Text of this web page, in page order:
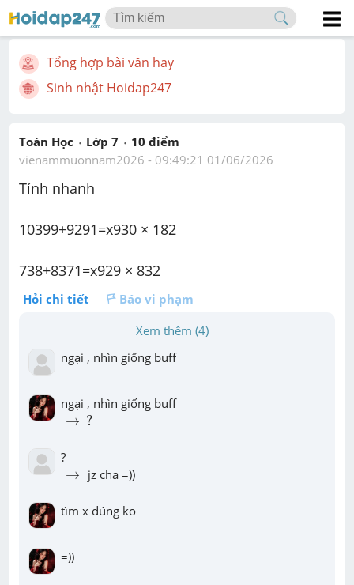
Tổng hợp bài văn hay
Sinh nhật Hoidap247
Toán Học Lớp 7 10 điểm
vienammuonnam2026 - 09:49:21 01/06/2026
Tính nhanh
10399+9291=x930 × 182
738+8371=x929 × 832
Hỏi chi tiết
Báo vi phạm
Xem thêm (4)
ngại , nhìn giống buff
→ ?
→?
→
→ jz cha =))
tìm x đúng ko
=))